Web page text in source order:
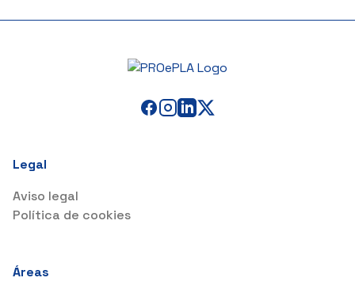
Legal
Aviso legal
Política de cookies
Áreas